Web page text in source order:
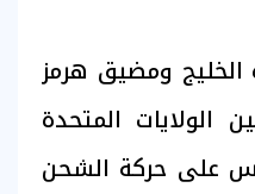
ومضيق هرمز
الولايات المتحدة
على حركة الشحن